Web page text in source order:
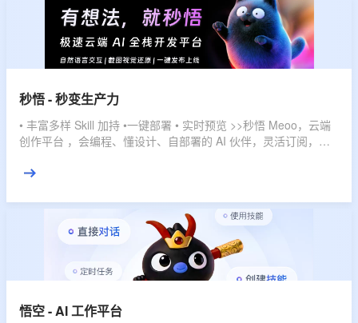
秒悟 - 秒变生产力
• 丰富多样 Skill 加持 •一键部署 • 实时预览 >>秒悟 Meoo，云端
创作平台 ，会编程、懂设计、自部署的 AI 伙伴，灵活订阅，多
悟空 - AI 工作平台